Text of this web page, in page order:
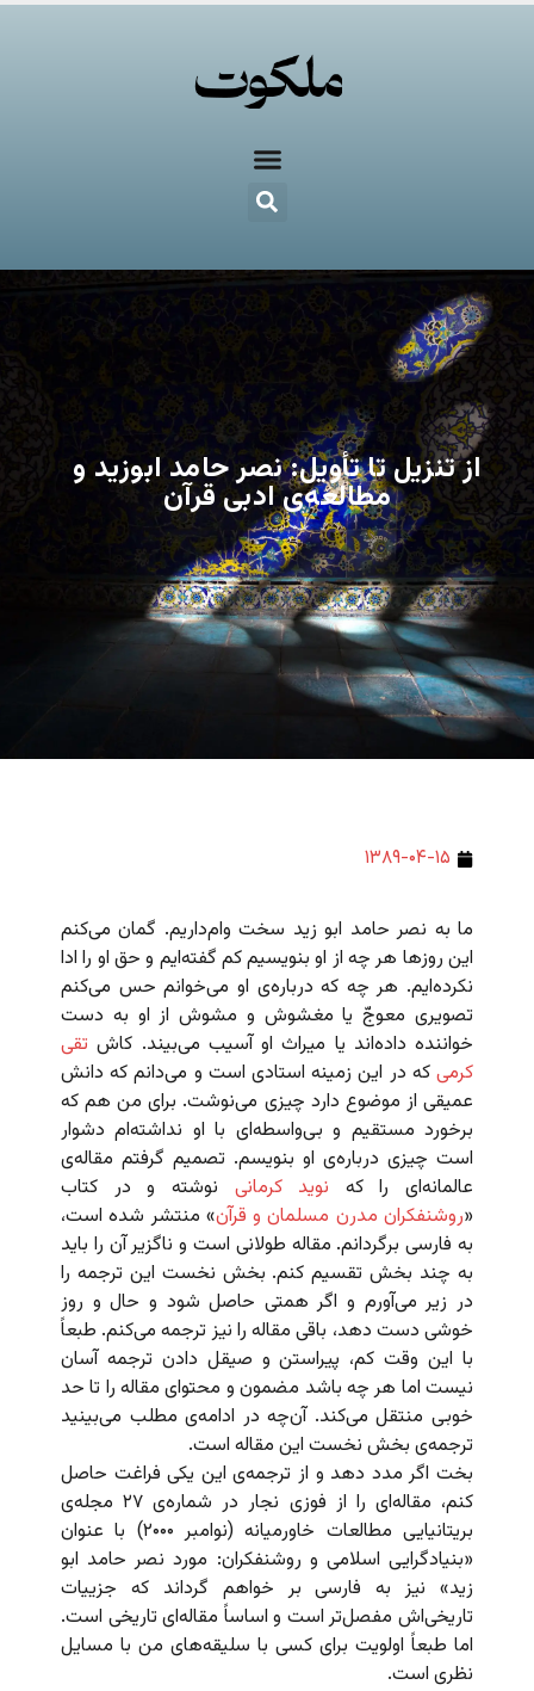
از تنزیل تا تأویل: نصر حامد ابوزید و
مطالعه‌ی ادبی قرآن
۱۳۸۹-۰۴-۱۵
ما به نصر حامد ابو زید سخت وام‌داریم. گمان می‌کنم
این روزها هر چه از او بنویسیم کم گفته‌ایم و حق او را ادا
نکرده‌ایم. هر چه که درباره‌ی او می‌‌خوانم حس می‌کنم
تصویری معوجّ یا مغشوش و مشوش از او به دست
خواننده داده‌اند یا میراث او آسیب می‌بیند. کاش تقی
کرمی که در این زمینه استادی است و می‌دانم که دانش
عمیقی از موضوع دارد چیزی می‌نوشت. برای من هم که
برخورد مستقیم و بی‌واسطه‌ای با او نداشته‌ام دشوار
است چیزی درباره‌ی او بنویسم. تصمیم گرفتم مقاله‌‌ی
عالمانه‌ای را که نوید کرمانی نوشته و در کتاب
«روشنفکران مدرن مسلمان و قرآن» منتشر شده است،
به فارسی برگردانم. مقاله طولانی است و ناگزیر آن را باید
به چند بخش تقسیم کنم. بخش نخست این ترجمه را
در زیر می‌آورم و اگر همتی حاصل شود و حال و روز
خوشی دست دهد،‌ باقی مقاله را نیز ترجمه می‌کنم. طبعاً
با این وقت کم، پیراستن و صیقل دادن ترجمه آسان
نیست اما هر چه باشد مضمون و محتوای مقاله را تا حد
خوبی منتقل می‌کند. آن‌چه در ادامه‌ی مطلب می‌بینید
ترجمه‌ی بخش نخست این مقاله است.
بخت اگر مدد دهد و از ترجمه‌ی این یکی فراغت حاصل
کنم، مقاله‌ای را از فوزی نجار در شماره‌ی ۲۷ مجله‌ی
بریتانیایی مطالعات خاورمیانه‌ (نوامبر ۲۰۰۰) با عنوان
«بنیادگرایی اسلامی و روشنفکران: مورد نصر حامد ابو
زید» نیز به فارسی بر خواهم گرداند که جزییات
تاریخی‌اش مفصل‌تر است و اساساً مقاله‌ای تاریخی است.
اما طبعاً اولویت برای کسی با سلیقه‌های من با مسایل
نظری است.